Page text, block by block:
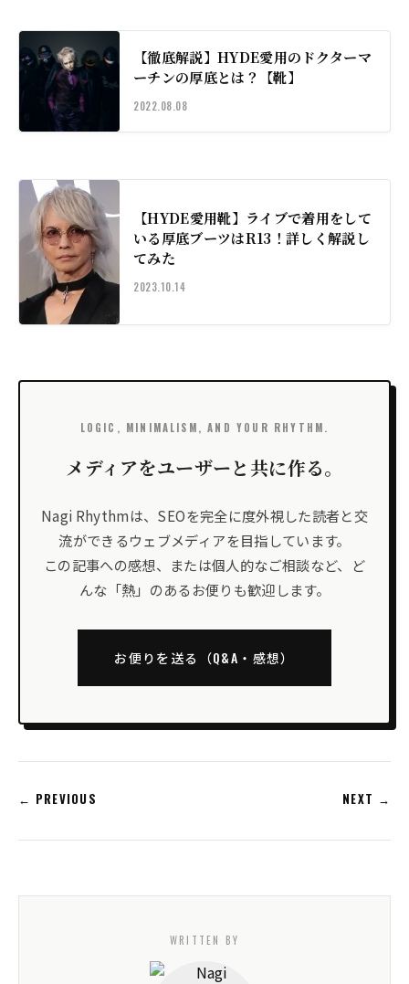
【徹底解説】HYDE愛用のドクターマ
ーチンの厚底とは？【靴】
2022.08.08
【HYDE愛用靴】ライブで着用をして
いる厚底ブーツはR13！詳しく解説し
てみた
2023.10.14
LOGIC, MINIMALISM, AND YOUR RHYTHM.
メディアをユーザーと共に作る。
Nagi Rhythmは、SEOを完全に度外視した読者と交
流ができるウェブメディアを目指しています。
この記事への感想、または個人的なご相談など、ど
んな「熱」のあるお便りも歓迎します。
お便りを送る（Q&A・感想）
← PREVIOUS NEXT →
WRITTEN BY